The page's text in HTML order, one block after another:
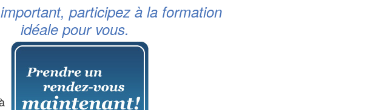
participez à la formation
idéale pour vous.